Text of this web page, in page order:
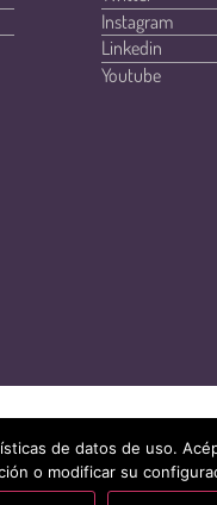
Instagram
Linkedin
Youtube
de datos de uso.
o modificar su